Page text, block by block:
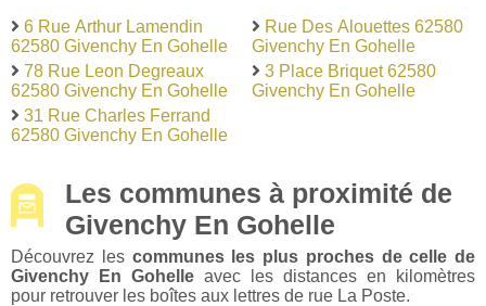
6 Rue Arthur Lamendin
62580 Givenchy En Gohelle
78 Rue Leon Degreaux
62580 Givenchy En Gohelle
31 Rue Charles Ferrand
62580 Givenchy En Gohelle
Rue Des Alouettes 62580
Givenchy En Gohelle
3 Place Briquet 62580
Givenchy En Gohelle
Les communes à proximité de
Givenchy En Gohelle
Découvrez les communes les plus proches de celle de
Givenchy En Gohelle avec les distances en kilomètres
pour retrouver les boîtes aux lettres de rue La Poste.